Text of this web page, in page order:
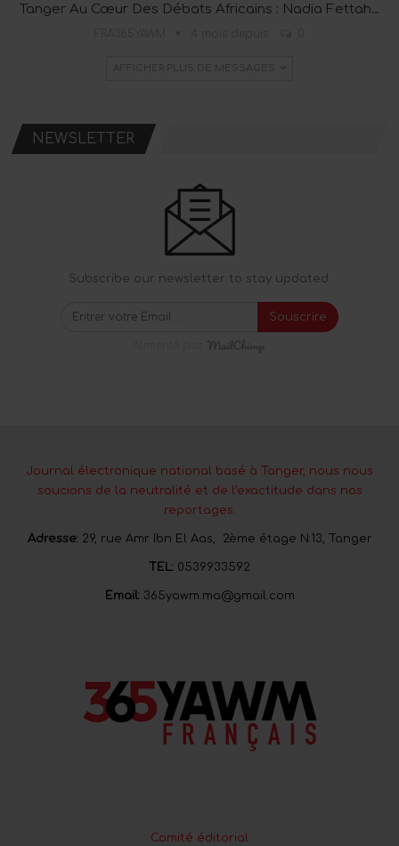
Tanger Au Cœur Des Débats Africains : Nadia Fettah…
AFFICHER PLUS DE MESSAGES
NEWSLETTER
Subscribe our newsletter to stay updated.
Souscrire
Journal électronique national basé à Tanger, nous nous
soucions de la neutralité et de l’exactitude dans nos
reportages.
Adresse: 29, rue Amr Ibn El Aas, 2ème étage N:13, Tanger
TEL: 0539933592
Email: 365yawm.ma@gmail.com
Comité éditorial